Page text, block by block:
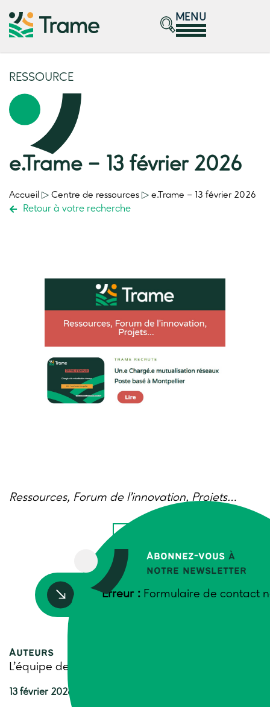
MENU
Abonnez-vous à
notre newsletter
Erreur : Formulaire de contact
RESSOURCE
e.Trame – 13 février 2026
Accueil ▷ Centre de ressources ▷ e.Trame – 13 février 2026
Retour à votre recherche
Ressources, Forum de l’innovation, Projets…
Accédez à la ressource
Auteurs
L’équipe de Trame
13 février 2026